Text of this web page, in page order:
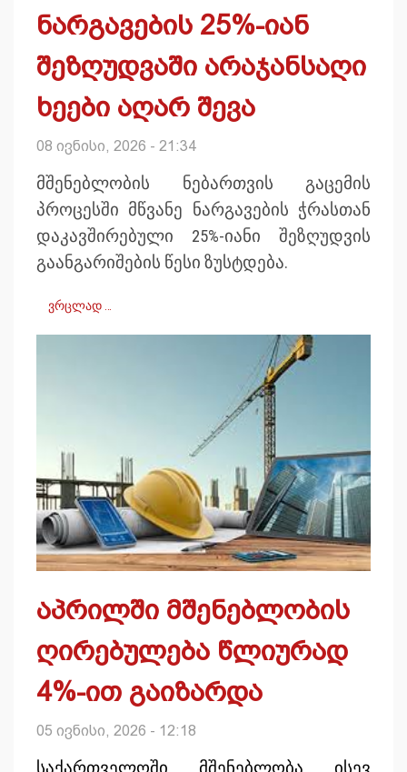
ნარგავების 25%-იან
შეზღუდვაში არაჯანსაღი
ხეები აღარ შევა
08 ივნისი, 2026 - 21:34
მშენებლობის ნებართვის გაცემის
პროცესში მწვანე ნარგავების ჭრასთან
დაკავშირებული 25%-იანი შეზღუდვის
გაანგარიშების წესი ზუსტდება.
ვრცლად …
აპრილში მშენებლობის
ღირებულება წლიურად
4%-ით გაიზარდა
05 ივნისი, 2026 - 12:18